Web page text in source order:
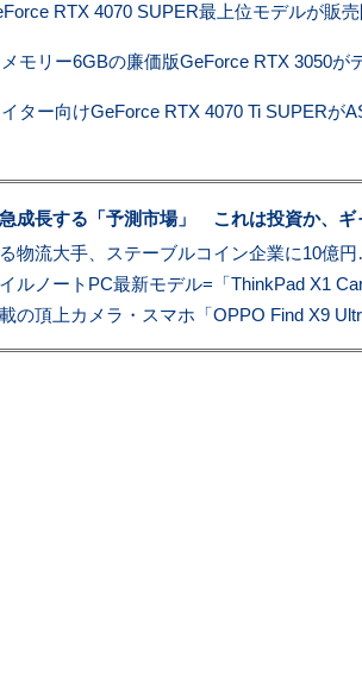
RTX 4070 SUPER最上位モデルが販
モリー6GBの廉価版GeForce RTX 3050が
ター向けGeForce RTX 4070 Ti SUPERが
成長する「予測市場」 これは投資か、ギ
アマゾン